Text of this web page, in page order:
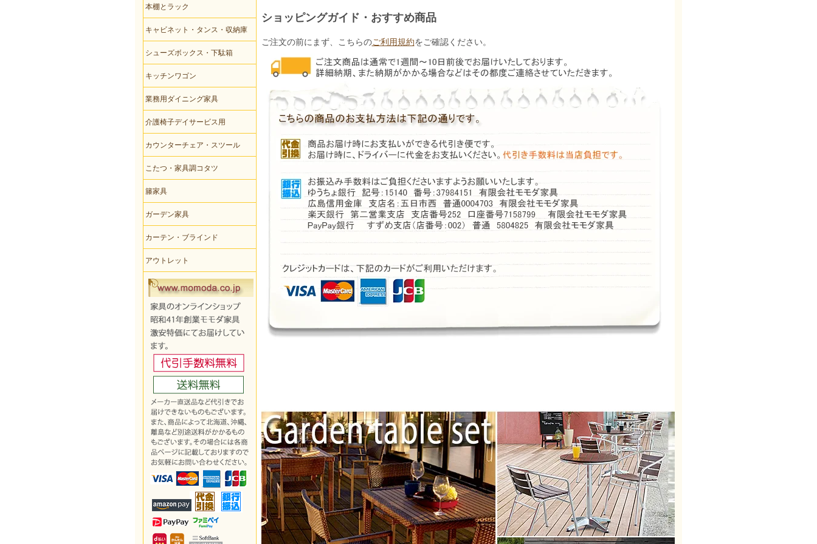
ショッピングガイド・おすすめ商品
ご注文の前にまず、こちらのご利用規約をご確認ください。
本棚とラック
キャビネット・タンス・収納庫
シューズボックス・下駄箱
キッチンワゴン
業務用ダイニング家具
介護椅子デイサービス用
カウンターチェア・スツール
こたつ・家具調コタツ
籐家具
ガーデン家具
カーテン・ブラインド
アウトレット